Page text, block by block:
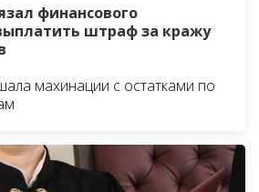
финансового
штраф за кражу
махинации с остатками по